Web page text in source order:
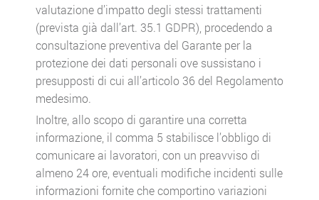
valutazione d’impatto degli stessi trattamenti
(prevista già dall’art. 35.1 GDPR), procedendo a
consultazione preventiva del Garante per la
protezione dei dati personali ove sussistano i
presupposti di cui all’articolo 36 del Regolamento
medesimo.
Inoltre, allo scopo di garantire una corretta
informazione, il comma 5 stabilisce l’obbligo di
comunicare ai lavoratori, con un preavviso di
almeno 24 ore, eventuali modifiche incidenti sulle
informazioni fornite che comportino variazioni